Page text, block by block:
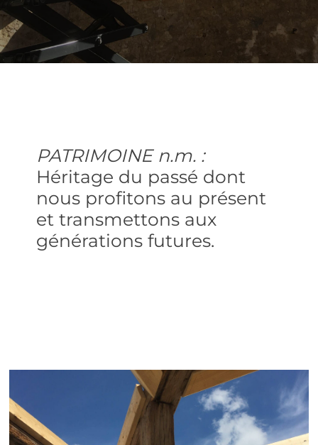
PATRIMOINE n.m. :
Héritage du passé dont
nous profitons au présent
et transmettons aux
générations futures.